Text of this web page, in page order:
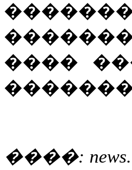
����
����: